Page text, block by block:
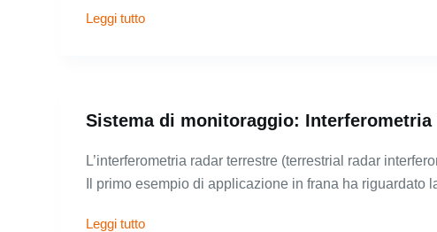
Leggi tutto
Sistema di monitoraggio: Interferometria
L’interferometria radar terrestre (terrestrial radar
Il primo esempio di applicazione in frana ha
Leggi tutto